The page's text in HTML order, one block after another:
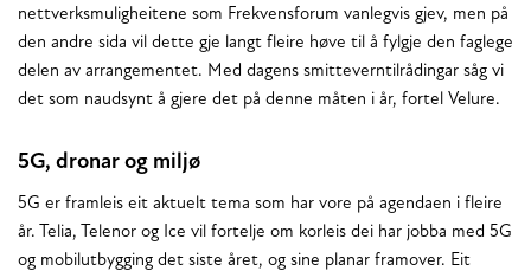
nettverksmuligheitene som Frekvensforum vanlegvis gjev, men på
den andre sida vil dette gje langt fleire høve til å fylgje den faglege
delen av arrangementet. Med dagens smitteverntilrådingar såg vi
det som naudsynt å gjere det på denne måten i år, fortel Velure.
5G, dronar og miljø
5G er framleis eit aktuelt tema som har vore på agendaen i fleire
år. Telia, Telenor og Ice vil fortelje om korleis dei har jobba med 5G
og mobilutbygging det siste året, og sine planar framover. Eit